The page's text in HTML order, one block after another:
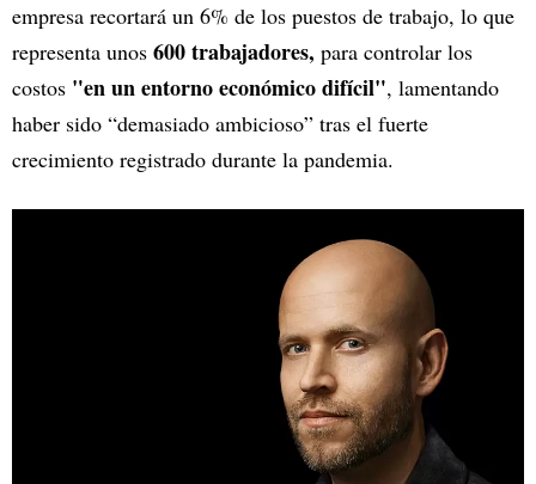
empresa recortará un 6% de los puestos de trabajo, lo que
representa unos 600 trabajadores, para controlar los
costos "en un entorno económico difícil", lamentando
haber sido “demasiado ambicioso” tras el fuerte
crecimiento registrado durante la pandemia.